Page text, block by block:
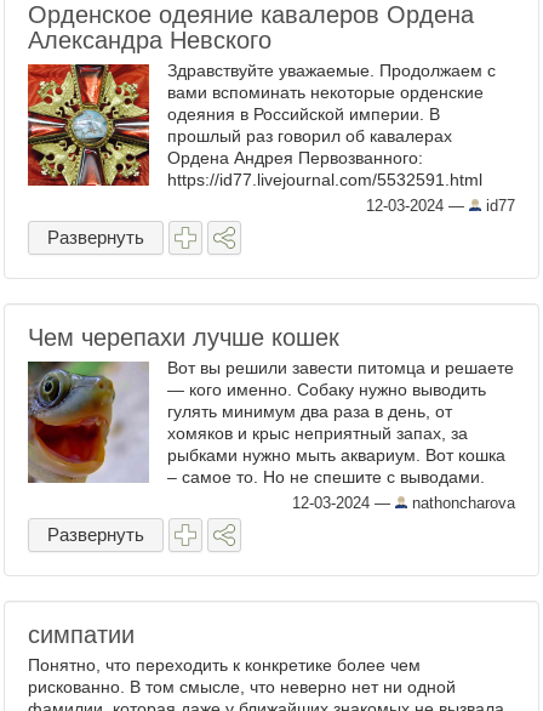
Орденское одеяние кавалеров Ордена
Александра Невского
Здравствуйте уважаемые. Продолжаем с
вами вспоминать некоторые орденские
одеяния в Российской империи. В
прошлый раз говорил об кавалерах
Ордена Андрея Первозванного:
https://id77.livejournal.com/5532591.html
Сегодня же вспомним об ордене Святого
Александра Невского. Вооюще-то, это ...
12-03-2024 — id77
Развернуть
Чем черепахи лучше кошек
Вот вы решили завести питомца и решаете
— кого именно. Собаку нужно выводить
гулять минимум два раза в день, от
хомяков и крыс неприятный запах, за
рыбками нужно мыть аквариум. Вот кошка
– самое то. Но не спешите с выводами.
Кошки – те еще чертеныши. Как насчет
черепахи? Никогда не ...
12-03-2024 — nathoncharova
Развернуть
симпатии
Понятно, что переходить к конкретике более чем
рискованно. В том смысле, что неверно нет ни одной